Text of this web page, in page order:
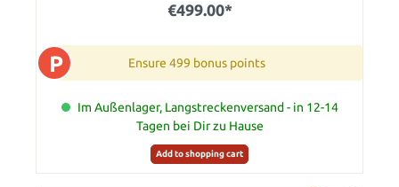
€499.00*
P Ensure 499 bonus points
Im Außenlager, Langstreckenversand - in 12-14
Tagen bei Dir zu Hause
Add to shopping cart